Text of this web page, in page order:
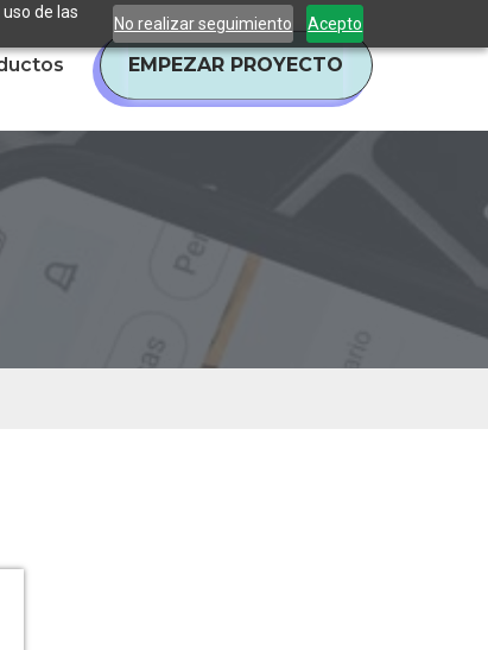
de las
No realizar seguimiento Acepto
EMPEZAR PROYECTO